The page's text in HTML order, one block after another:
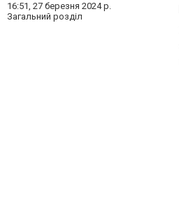
16:51, 27 березня 2024 р.
Загальний розділ